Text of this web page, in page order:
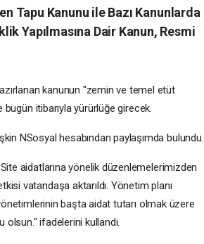
Tapu Kanunu ile Bazı Kanunlarda
Yapılmasına Dair Kanun, Resmi
kanunun "zemin ve temel etüt
bugün itibarıyla yürürlüğe girecek.
NSosyal hesabından paylaşımda bulundu.
aidatlarına yönelik düzenlemelerimizden
vatandaşa aktarıldı. Yönetim planı
başta aidat tutarı olmak üzere
olsun." ifadelerini kullandı.